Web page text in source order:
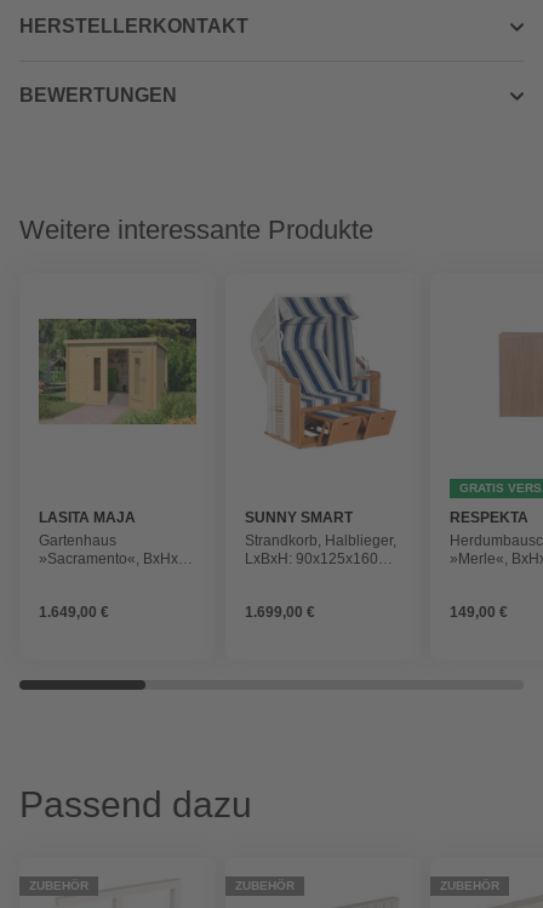
HERSTELLERKONTAKT
BEWERTUNGEN
Weitere interessante Produkte
LASITA MAJA
Gartenhaus
»Sacramento«, BxHxT:
Dachüberstand), Holz
1.649,00 €
SUNNY SMART
Strandkorb, Halblieger,
LxBxH: 90x125x160
1.699,00 €
GRATIS
RESPEKTA
»Merle«,
149,00 €
Passend dazu
ZUBEHÖR ZUBEHÖR ZUBEHÖR